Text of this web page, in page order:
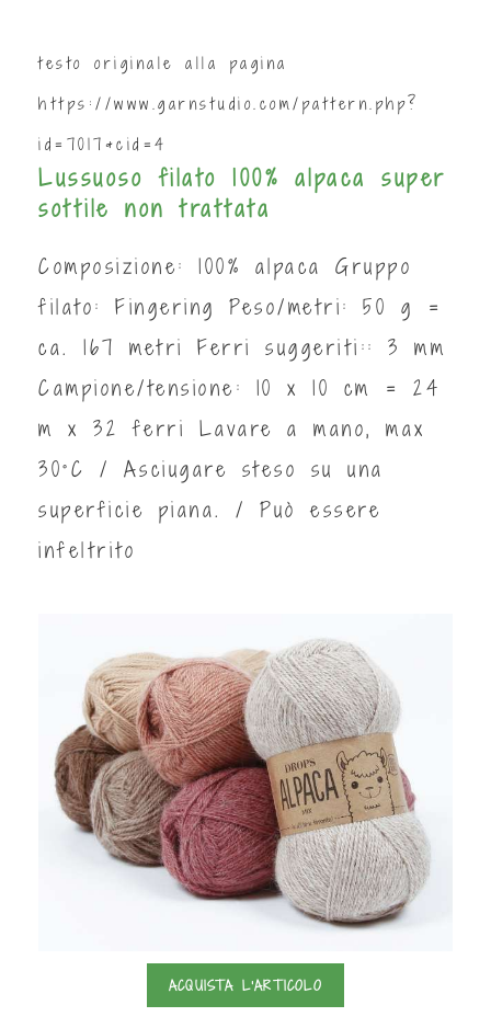
testo originale alla pagina
https://www.garnstudio.com/pattern.php?
id=7017&cid=4
Lussuoso filato 100% alpaca super
sottile non trattata
Composizione: 100% alpaca Gruppo
filato: Fingering Peso/metri: 50 g =
ca. 167 metri Ferri suggeriti:: 3 mm
Campione/tensione: 10 x 10 cm = 24
m x 32 ferri Lavare a mano, max
30°C / Asciugare steso su una
superficie piana. / Può essere
infeltrito
ACQUISTA L'ARTICOLO